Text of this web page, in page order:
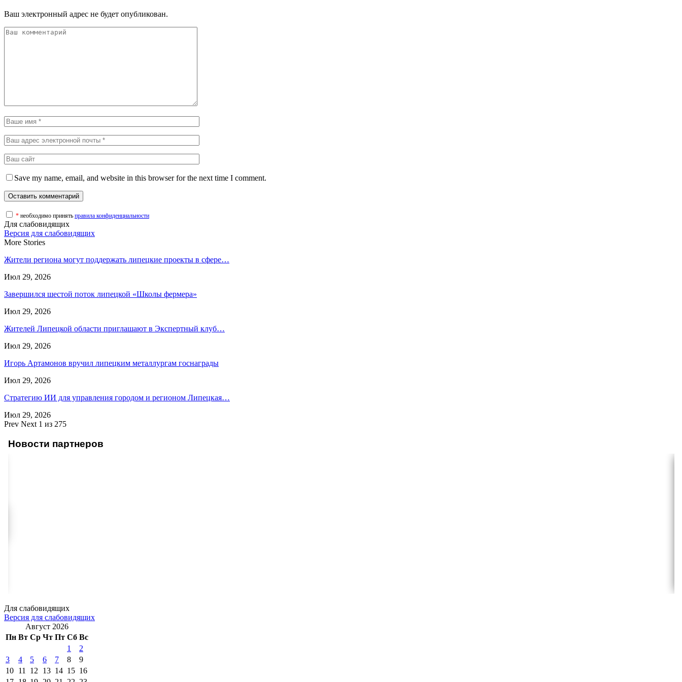
Ваш электронный адрес не будет опубликован.
Save my name, email, and website in this browser for the next time I comment.
* необходимо принять правила конфиденциальности
Для слабовидящих
Версия для слабовидящих
More Stories
Жители региона могут поддержать липецкие проекты в сфере…
Июл 29, 2026
Завершился шестой поток липецкой «Школы фермера»
Июл 29, 2026
Жителей Липецкой области приглашают в Экспертный клуб…
Июл 29, 2026
Игорь Артамонов вручил липецким металлургам госнаграды
Июл 29, 2026
Стратегию ИИ для управления городом и регионом Липецкая…
Июл 29, 2026
Prev Next 1 из 275
Новости партнеров
Для слабовидящих
Версия для слабовидящих
Август 2026
Пн Вт Ср Чт Пт Сб Вс
1
2
3
4 5 6 7 8
9
10 11 12 13 14 15 16